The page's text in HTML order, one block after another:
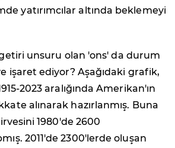
yatırımcılar altında beklemeyi
getiri unsuru olan 'ons' da durum
işaret ediyor? Aşağıdaki grafik,
2023 aralığında Amerikan'ın
alınarak hazırlanmış. Buna
1980'de 2600
2011'de 2300'lerde oluşan